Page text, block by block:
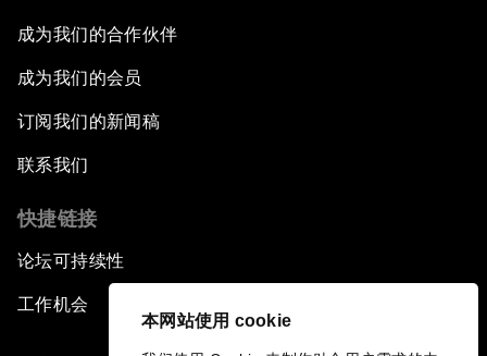
本网站使用 cookie
成为我们的合作伙伴
成为我们的会员
订阅我们的新闻稿
联系我们
快捷链接
论坛可持续性
工作机会